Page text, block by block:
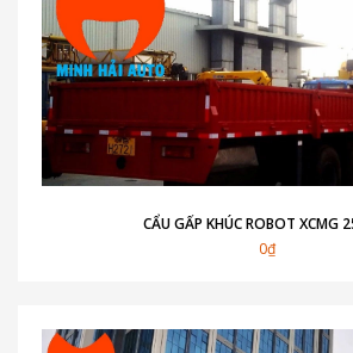
CẨU GẤP KHÚC ROBOT XCMG
0₫